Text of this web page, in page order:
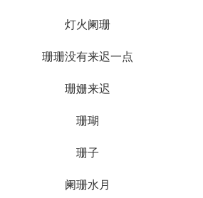
灯火阑珊
珊珊没有来迟一点
珊姗来迟
珊瑚
珊子
阑珊水月